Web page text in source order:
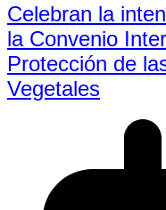
Celebran la
la Convenio
Protección de
Vegetales